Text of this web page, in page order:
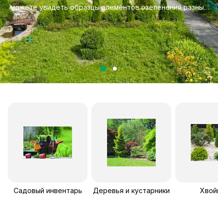
разных
Посмотреть услугу
Садовый инвентарь Деревья и кустарники